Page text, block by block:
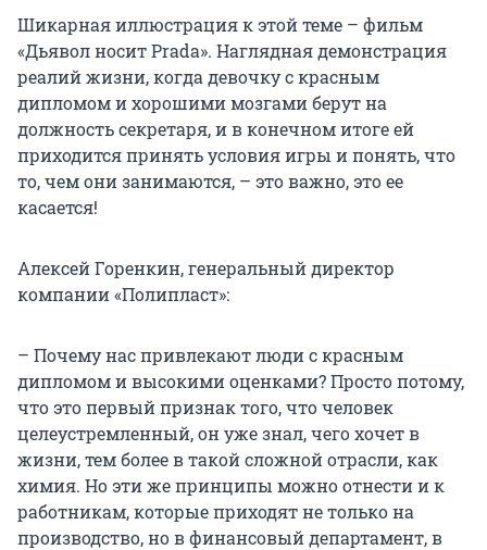
Шикарная иллюстрация к этой теме – фильм
«Дьявол носит Prada». Наглядная демонстрация
реалий жизни, когда девочку с красным
дипломом и хорошими мозгами берут на
должность секретаря, и в конечном итоге ей
приходится принять условия игры и понять, что
то, чем они занимаются, – это важно, это ее
касается!
Алексей Горенкин, генеральный директор
компании «Полипласт»:
– Почему нас привлекают люди с красным
дипломом и высокими оценками? Просто потому,
что это первый признак того, что человек
целеустремленный, он уже знал, чего хочет в
жизни, тем более в такой сложной отрасли, как
химия. Но эти же принципы можно отнести и к
работникам, которые приходят не только на
производство, но в финансовый департамент, в